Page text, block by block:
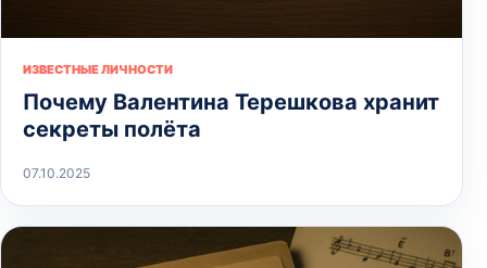
ИЗВЕСТНЫЕ ЛИЧНОСТИ
Почему Валентина Терешкова хранит
секреты полёта
07.10.2025